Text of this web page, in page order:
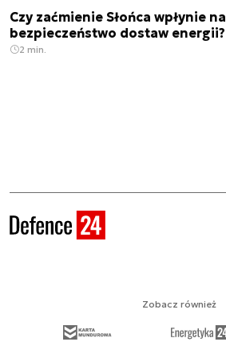
Czy zaćmienie Słońca wpłynie na
bezpieczeństwo dostaw energii?
2 min.
Zobacz również